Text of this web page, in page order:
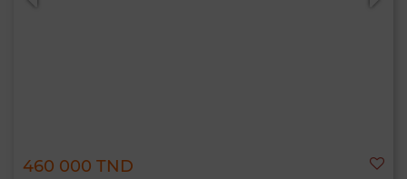
460 000 TND